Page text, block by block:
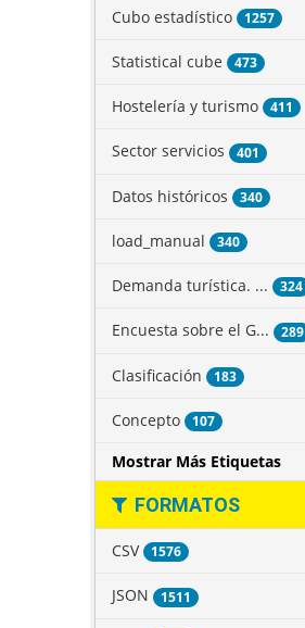
Cubo estadístico 1257
Statistical cube 473
Hostelería y turismo 411
Sector servicios 401
Datos históricos 340
load_manual 340
Demanda turística. ... 324
Encuesta sobre el G... 289
Clasificación 183
Concepto 107
Mostrar Más Etiquetas
FORMATOS
CSV 1576
JSON 1511